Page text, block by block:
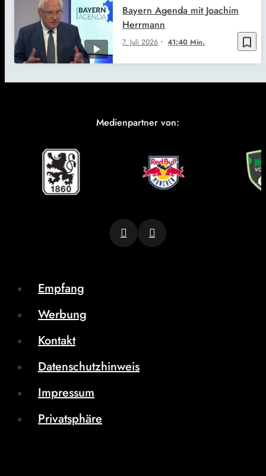
bookmark_border
7. Juli 2026 41:40 Min.
Bayern Agenda mit Joachim
Herrmann
Medienpartner von:
Empfang
Werbung
Kontakt
Datenschutzhinweis
Impressum
Privatsphäre